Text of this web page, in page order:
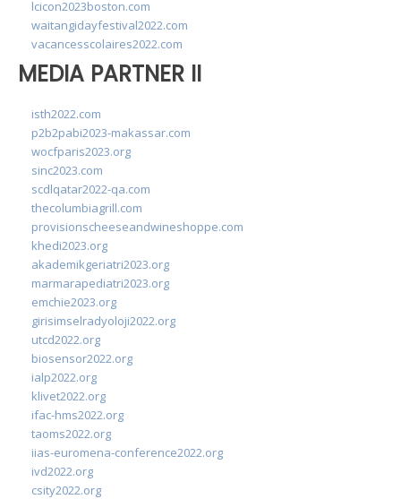
lcicon2023boston.com
waitangidayfestival2022.com
vacancesscolaires2022.com
MEDIA PARTNER II
isth2022.com
p2b2pabi2023-makassar.com
wocfparis2023.org
sinc2023.com
scdlqatar2022-qa.com
thecolumbiagrill.com
provisionscheeseandwineshoppe.com
khedi2023.org
akademikgeriatri2023.org
marmarapediatri2023.org
emchie2023.org
girisimselradyoloji2022.org
utcd2022.org
biosensor2022.org
ialp2022.org
klivet2022.org
ifac-hms2022.org
taoms2022.org
iias-euromena-conference2022.org
ivd2022.org
csity2022.org